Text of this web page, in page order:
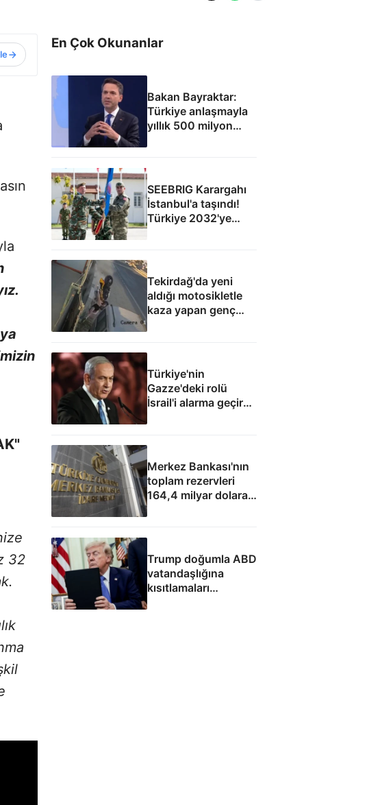
32
En Çok Okunanlar
Bakan Bayraktar:
Türkiye anlaşmayla
yıllık 500 milyon
SEEBRIG Karargahı
İstanbul'a taşındı!
Türkiye 2032'ye
kadar ev sahibi
Tekirdağ'da yeni
aldığı motosikletle
kaza yapan genç
can verdi
Türkiye'nin
Gazze'deki rolü
İsrail'i alarma geçirdi:
Merkez Bankası'nın
toplam rezervleri
164,4 milyar dolara
yükseldi
Trump doğumla ABD
vatandaşlığına
kısıtlamaları
genişleten